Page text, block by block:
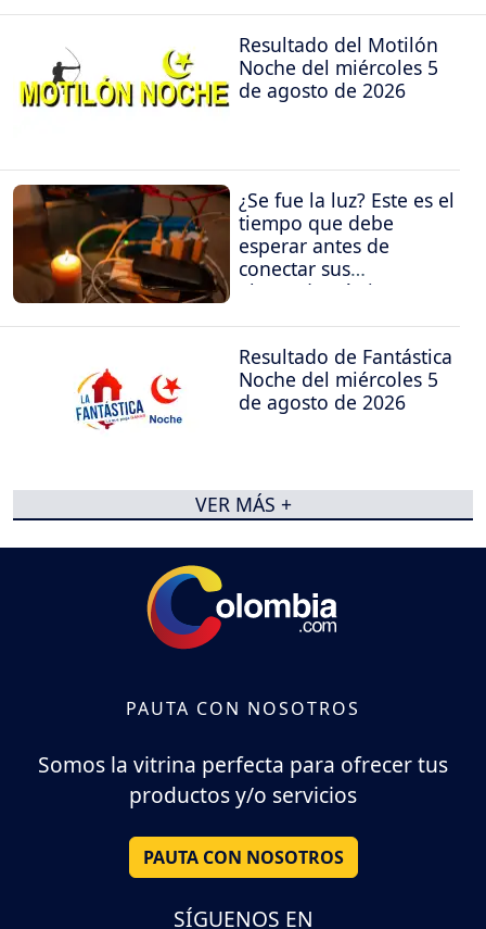
Resultado del Motilón
Noche del miércoles 5
de agosto de 2026
¿Se fue la luz? Este es el
tiempo que debe
esperar antes de
conectar sus
electrodomésticos
Resultado de Fantástica
Noche del miércoles 5
de agosto de 2026
VER MÁS +
PAUTA CON NOSOTROS
Somos la vitrina perfecta para ofrecer tus
productos y/o servicios
PAUTA CON NOSOTROS
SÍGUENOS EN